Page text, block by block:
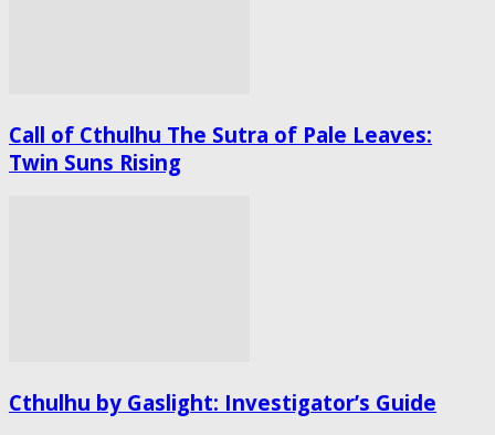
Call of Cthulhu The Sutra of Pale Leaves:
Twin Suns Rising
Cthulhu by Gaslight: Investigator’s Guide